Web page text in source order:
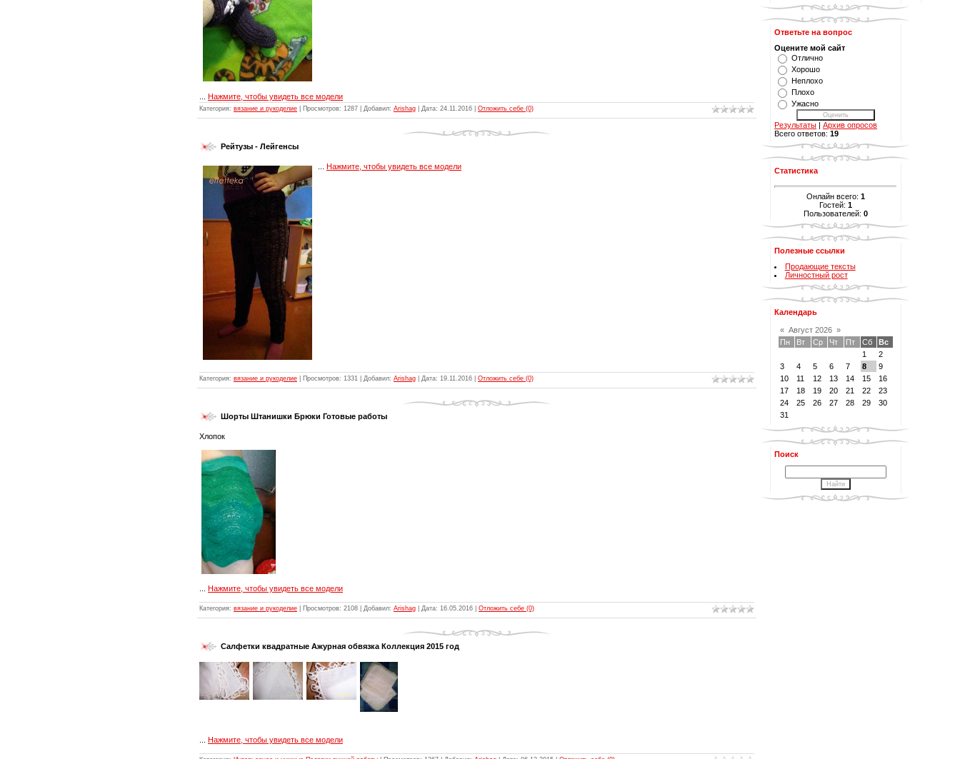
Нажмите, чтобы увидеть все модели
Категория: вязание и рукоделие | Просмотров: 1287 | Добавил: Arishag | Дата: 24.11.2016 Отложить себе (0)
Рейтузы - Лейгенсы
Нажмите, чтобы увидеть все модели
Категория: вязание и рукоделие | Просмотров: 1331 | Добавил: Arishag | Дата: 19.11.2016 Отложить себе (0)
Шорты Штанишки Брюки Готовые работы
Хлопок
Нажмите, чтобы увидеть все модели
Категория: вязание и рукоделие | Просмотров: 2108 | Добавил: Arishag | Дата: 16.05.2016 Отложить себе (0)
Салфетки квадратные Ажурная обвязка Коллекция 2015 год
Нажмите, чтобы увидеть все модели
Ответьте на вопрос
Оцените мой сайт
Отлично
Хорошо
Неплохо
Плохо
Ужасно
Результаты | Архив опросов
Всего ответов: 19
Статистика
Онлайн всего: 1
Гостей: 1
Пользователей: 0
Полезные ссылки
Продающие тексты
Личностный рост
Календарь
« Август 2026 »
Пн
Вт Ср Чт Пт Сб
Вс
1
2
3
4 5 6 7 8
9
10
11 12 13 14 15
16
17
18 19 20 21 22
23
24
25 26 27 28 29
30
31
Поиск